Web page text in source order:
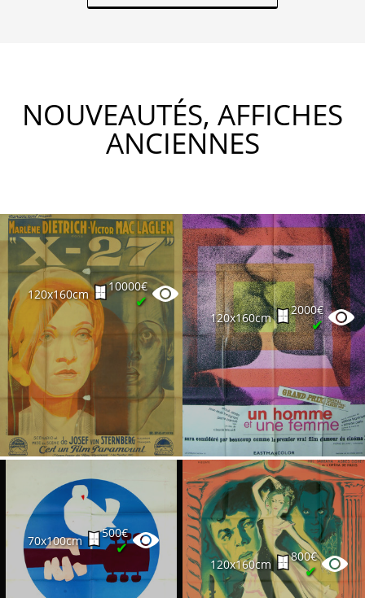
NOUVEAUTÉS, AFFICHES
ANCIENNES
120x160cm
10000€
✔
120x160cm
2000€
✔
70x100cm
500€
✔
120x160cm
800€
✔